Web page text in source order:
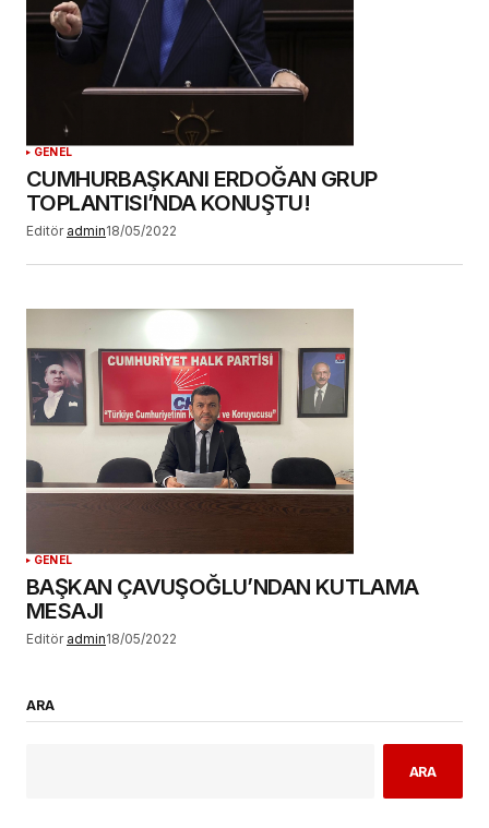
GENEL
CUMHURBAŞKANI ERDOĞAN GRUP
TOPLANTISI’NDA KONUŞTU!
Editör admin18/05/2022
GENEL
BAŞKAN ÇAVUŞOĞLU’NDAN KUTLAMA
MESAJI
Editör admin18/05/2022
ARA
ARA